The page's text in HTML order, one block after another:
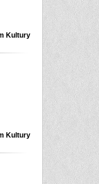
Kultury
Kultury